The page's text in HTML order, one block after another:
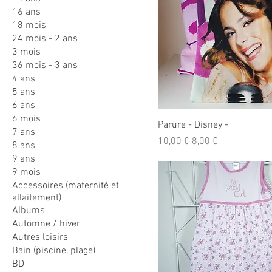
16 ans
18 mois
24 mois - 2 ans
3 mois
36 mois - 3 ans
4 ans
5 ans
6 ans
6 mois
7 ans
8 ans
9 ans
9 mois
Accessoires (maternité et
allaitement)
Albums
Automne / hiver
Autres loisirs
Bain (piscine, plage)
BD
Parure - Disney -
Prix original
10,00 € Prix promotionnel
8,00 €